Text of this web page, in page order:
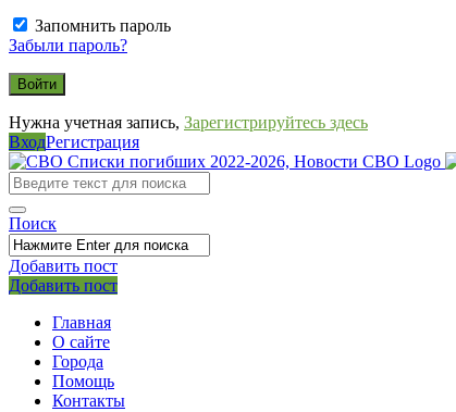
Запомнить пароль
Забыли пароль?
Нужна учетная запись, Зарегистрируйтесь здесь
ВходРегистрация
СВО
Списки
погибших
2022-
2026,
Новости
СВО
Поиск
Добавить пост
Мобильное
меню
Выйти
Добавить пост
Главная
О сайте
Города
Помощь
Контакты